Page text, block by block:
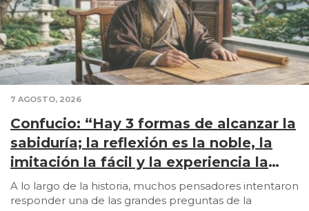
7 AGOSTO, 2026
Confucio: “Hay 3 formas de alcanzar la
sabiduría; la reflexión es la noble, la
imitación la fácil y la experiencia la
amarga”
A lo largo de la historia, muchos pensadores intentaron
responder una de las grandes preguntas de la